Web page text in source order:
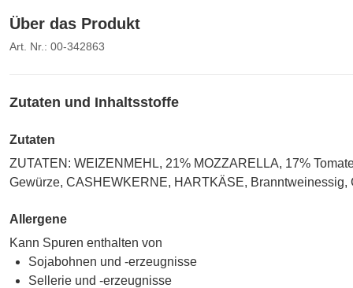
Über das Produkt
Art. Nr.: 00-342863
Zutaten und Inhaltsstoffe
Zutaten
ZUTATEN: WEIZENMEHL, 21% MOZZARELLA, 17%
Gewürze, CASHEWKERNE, HARTKÄSE,
Allergene
Kann Spuren enthalten von
Sojabohnen und -erzeugnisse
Sellerie und -erzeugnisse